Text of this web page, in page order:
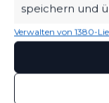
speichern und
Verwalten von 1380-